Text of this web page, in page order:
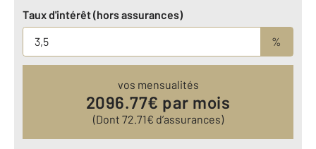
Taux d'intérêt (hors assurances)
%
vos mensualités
2096.77€ par mois
(Dont 72.71€ d’assurances)